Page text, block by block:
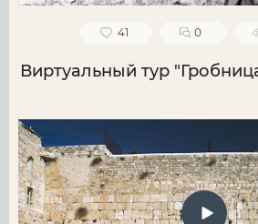
41 0
Виртуальный тур